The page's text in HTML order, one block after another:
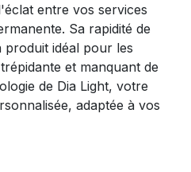
entre vos services
Sa rapidité de
idéal pour les
et manquant de
de Dia Light, votre
adaptée à vos